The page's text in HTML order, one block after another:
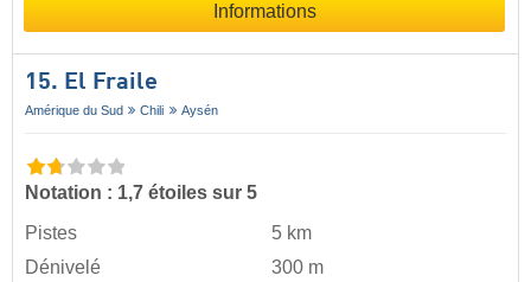
Informations
15. El Fraile
Amérique du Sud Chili Aysén
Notation : 1,7 étoiles sur 5
Pistes
5 km
Dénivelé
300 m